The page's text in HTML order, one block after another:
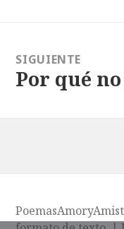
SIGUIENTE
Entrada
Por qué